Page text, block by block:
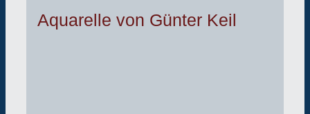
Aquarelle von Günter Keil